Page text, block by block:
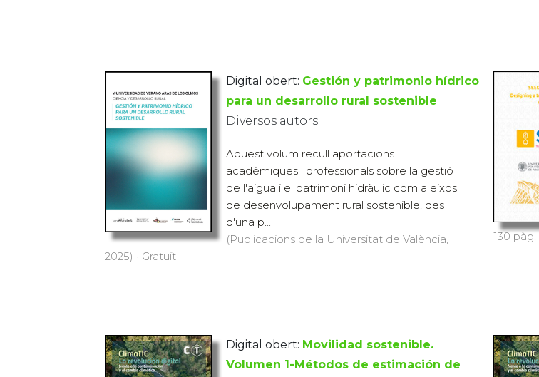
Digital obert: Gestión y patrimonio hídrico
para un desarrollo rural sostenible
Diversos autors
Aquest volum recull aportacions
acadèmiques i professionals sobre la gestió
de l'aigua i el patrimoni hidràulic com a eixos
de desenvolupament rural sostenible, des
d'una p...
(Publicacions de la Universitat de València,
2025) · Gratuït
130 pàg.
Digital obert: Movilidad sostenible.
Volumen 1-Métodos de estimación de